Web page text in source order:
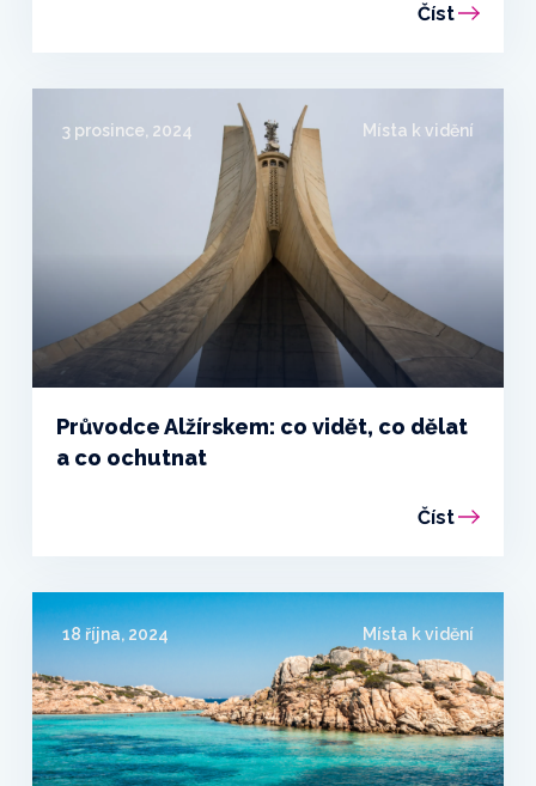
Číst
3 prosince, 2024 Místa k vidění
Průvodce Alžírskem: co vidět, co dělat
a co ochutnat
Číst
18 října, 2024 Místa k vidění